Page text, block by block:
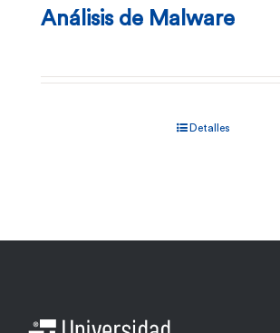
Análisis de Malware
Detalles